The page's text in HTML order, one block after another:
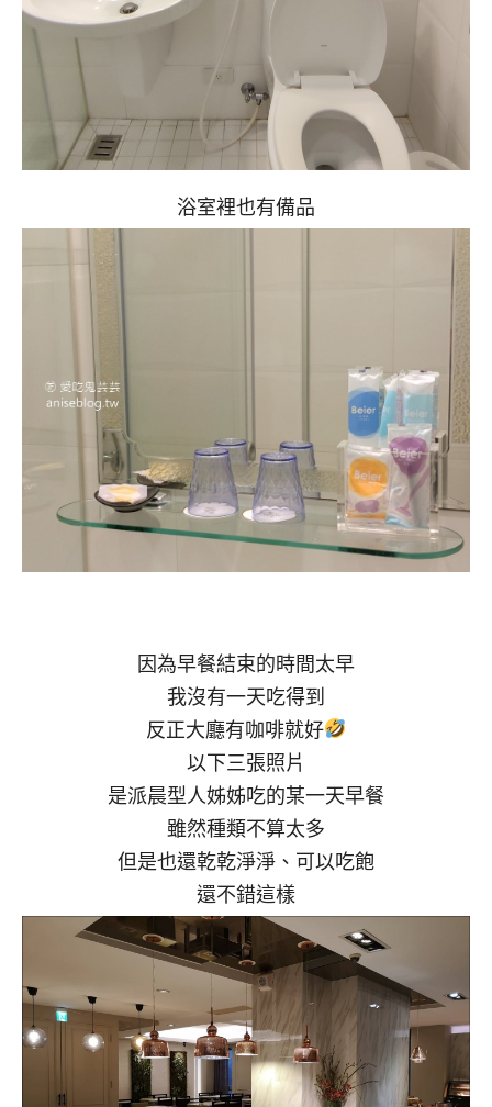
浴室裡也有備品
因為早餐結束的時間太早
我沒有一天吃得到
反正大廳有咖啡就好
以下三張照片
是派晨型人姊姊吃的某一天早餐
雖然種類不算太多
但是也還乾乾淨淨、可以吃飽
還不錯這樣